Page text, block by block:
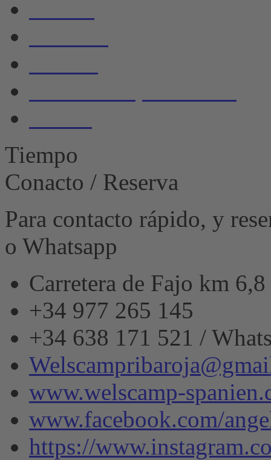
Tiempo
Conacto / Reserva
Para contacto rápido, y
o Whatsapp
Carretera de Fajo km
+34 977 265 145
+34 638 171 521 /
www.welscamp-
www.facebook.com/
https://